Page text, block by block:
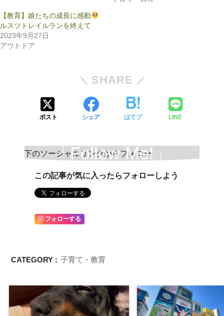
【教育】娘たちの成長に感動
ルスツトレイルランを終えて
2023年9月27日
アウトドア
SHARE
ポスト シェア はてブ LINE
「Follow Me!」
この記事が気に入ったらフォローしよう
フォローする
CATEGORY : 子育て・教育